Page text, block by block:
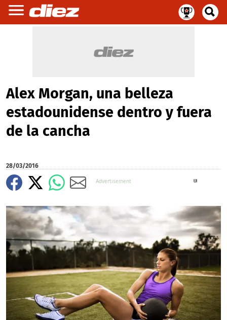
Alex Morgan, una belleza
estadounidense dentro y fuera
de la cancha
28/03/2016
X